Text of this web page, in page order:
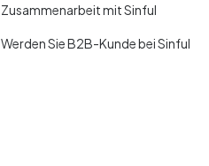
Zusammenarbeit mit Sinful
Werden Sie B2B-Kunde bei Sinful